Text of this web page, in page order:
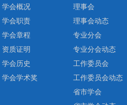
学会概况
学会职责
学会章程
资质证明
学会历史
学会学术奖
理事会
理事会动态
专业分会
专业分会动态
工作委员会
工作委员会动态
省市学会